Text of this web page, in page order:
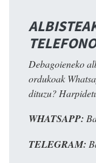
Debagoieneko
ordukoak
dituzu?
WHATSAPP:
TELEGRAM: